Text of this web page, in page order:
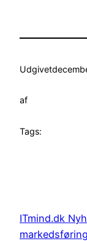
Udgivet
af
Tags:
ITmind.dk